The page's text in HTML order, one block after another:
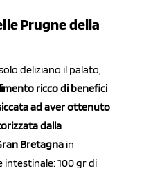
Prugne della
deliziano il palato,
ricco di benefici
ad aver ottenuto
dalla
Bretagna in
intestinale: 100 gr di